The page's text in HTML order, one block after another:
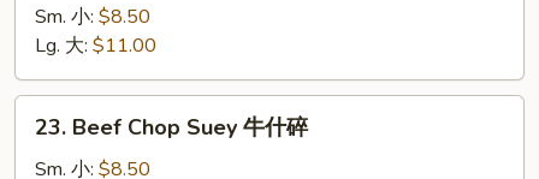
Chop
Suey
虾
什
Sm. 小: $8.50
Lg. 大: $11.00
Beef
Chop
23. Beef Chop Suey 牛什碎
Sm. 小: $8.50